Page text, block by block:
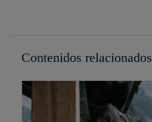
Contenidos relacionados